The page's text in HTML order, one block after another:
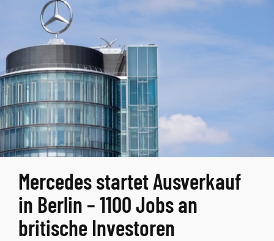
Mercedes startet Ausverkauf
in Berlin – 1100 Jobs an
britische Investoren